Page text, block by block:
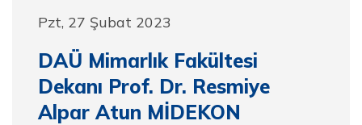
Pzt, 27 Şubat 2023
DAÜ Mimarlık Fakültesi
Dekanı Prof. Dr. Resmiye
Alpar Atun MİDEKON